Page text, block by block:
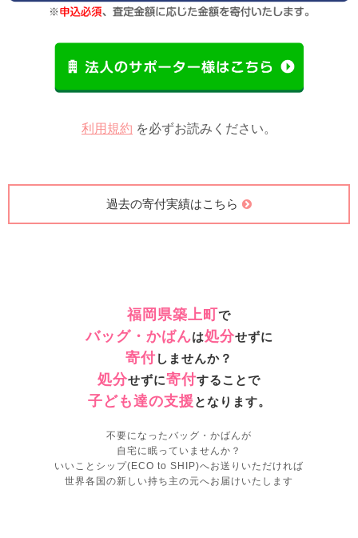
利用規約 を必ずお読みください。
過去の寄付実績はこちら
福岡県築上町 で
バッグ・かばんは処分せずに
寄付しませんか？
処分せずに寄付することで
子ども達の支援 となります。
不要になったバッグ・かばんが
自宅に眠っていませんか？
いいことシップ(ECO to SHIP)へお送りいただければ
世界各国の新しい持ち主の元へお届けいたします